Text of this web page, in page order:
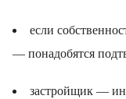
если
— понадобятся
застройщик —